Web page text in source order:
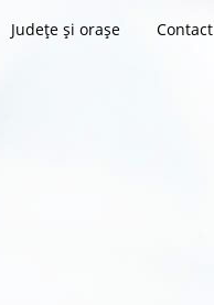
Județe și orașe Contact